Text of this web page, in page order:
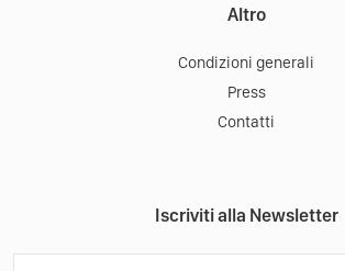
Altro
Condizioni generali
Press
Contatti
Iscriviti alla Newsletter